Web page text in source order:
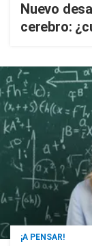
Nuevo
cerebro:
¡A PENSAR!